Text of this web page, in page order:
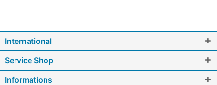
International
Service Shop
Informations